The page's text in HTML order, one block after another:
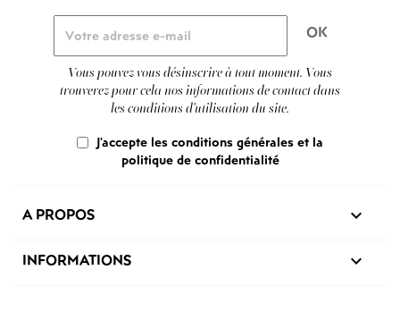
Vous pouvez vous désinscrire à tout moment. Vous
trouverez pour cela nos informations de contact dans
les conditions d'utilisation du site.
J'accepte les conditions générales et la
politique de confidentialité
A PROPOS 
INFORMATIONS 